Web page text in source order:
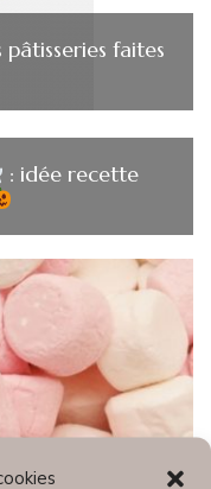
faites
: idée recette